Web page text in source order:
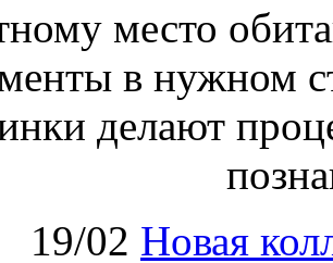
место
в нужном
делают
19/02 Новая